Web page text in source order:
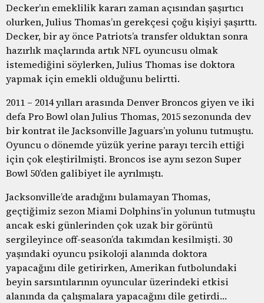
Decker’ın emeklilik kararı zaman açısından şaşırtıcı
olurken, Julius Thomas’ın gerekçesi çoğu kişiyi şaşırttı.
Decker, bir ay önce Patriots’a transfer olduktan sonra
hazırlık maçlarında artık NFL oyuncusu olmak
istemediğini söylerken, Julius Thomas ise doktora
yapmak için emekli olduğunu belirtti.
2011 – 2014 yılları arasında Denver Broncos giyen ve iki
defa Pro Bowl olan Julius Thomas, 2015 sezonunda dev
bir kontrat ile Jacksonville Jaguars’ın yolunu tutmuştu.
Oyuncu o dönemde yüzük yerine parayı tercih ettiği
için çok eleştirilmişti. Broncos ise aynı sezon Super
Bowl 50’den galibiyet ile ayrılmıştı.
Jacksonville’de aradığını bulamayan Thomas,
geçtiğimiz sezon Miami Dolphins’in yolunun tutmuştu
ancak eski günlerinden çok uzak bir görüntü
sergileyince off-season’da takımdan kesilmişti. 30
yaşındaki oyuncu psikoloji alanında doktora
yapacağını dile getirirken, Amerikan futbolundaki
beyin sarsıntılarının oyuncular üzerindeki etkisi
alanında da çalışmalara yapacağını dile getirdi…